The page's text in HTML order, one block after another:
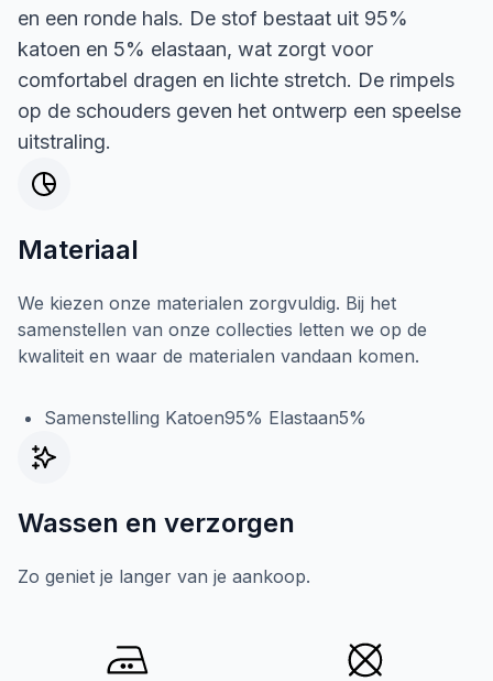
en een ronde hals. De stof bestaat uit 95%
katoen en 5% elastaan, wat zorgt voor
comfortabel dragen en lichte stretch. De rimpels
op de schouders geven het ontwerp een speelse
uitstraling.
Materiaal
We kiezen onze materialen zorgvuldig. Bij het
samenstellen van onze collecties letten we op de
kwaliteit en waar de materialen vandaan komen.
Samenstelling Katoen95% Elastaan5%
Wassen en verzorgen
Zo geniet je langer van je aankoop.